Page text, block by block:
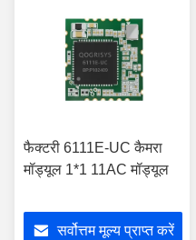
फैक्टरी 6111E-UC कैमरा
मॉड्यूल 1*1 11AC मॉड्यूल
सर्वोत्तम मूल्य प्राप्त करें